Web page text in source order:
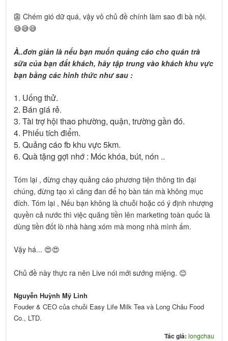
👺 Chém gió dữ quá, vậy vô chủ đề chính làm sao đi bà nội.
😅😅😅
À..đơn giản là nếu bạn muốn quảng cáo cho quán trà
sữa của bạn đắt khách, hãy tập trung vào khách khu vực
bạn bằng các hình thức như sau :
1. Uống thử.
2. Bán giá rẻ.
3. Tài trợ hội thao phường, quận, trường gần đó.
4. Phiếu tích điểm.
5. Quảng cáo fb khu vực 5km.
6. Quà tặng gợi nhớ : Móc khóa, bút, nón ..
Tóm lại , đừng chạy quảng cáo phương tiện thông tin đại
chúng, đừng tạo xì căng đan để họ bàn tán mà không mục
đích. Tóm lại , Nếu bạn không là chuỗi hoặc có ý định nhượng
quyền cả nước thì việc quăng tiền lên marketing toàn quốc là
dùng tiền đốt lò nhà hàng xóm mà mong nhà mình ấm.
Vậy há... 😍😍
Chủ đề này thực ra nên Live nói mới sướng miệng. 😊
Nguyễn Huỳnh Mỹ Linh
Fouder & CEO của chuỗi Easy Life Milk Tea và Long Châu Food
Co., LTD.
Tác giả: longchau